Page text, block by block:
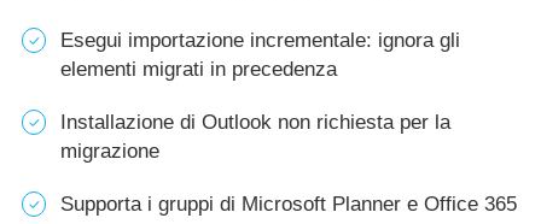
Esegui importazione incrementale: ignora gli
elementi migrati in precedenza
Installazione di Outlook non richiesta per la
migrazione
Supporta i gruppi di Microsoft Planner e Office 365